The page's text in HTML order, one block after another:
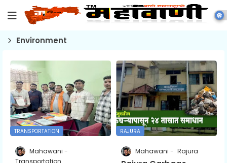
Environment
TRANSPORTATION
Mahawani
RAJURA
Mahawani Rajura